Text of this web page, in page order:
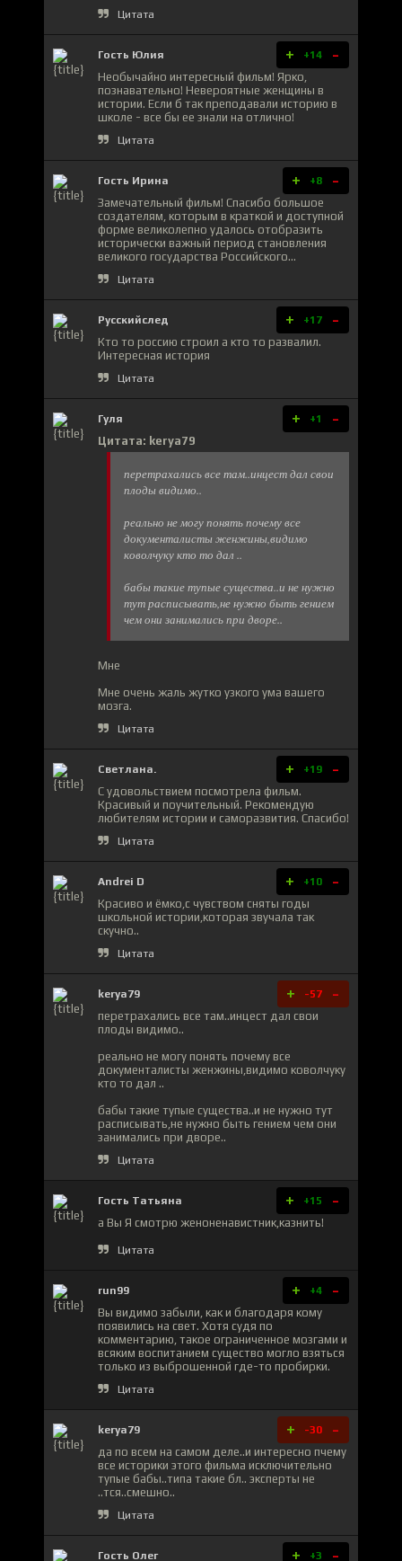
Цитата
Гость Юлия + +14 -
Необычайно интересный фильм! Ярко,
познавательно! Невероятные женщины в
истории. Если б так преподавали историю в
школе - все бы ее знали на отлично!
Цитата
Гость Ирина + +8 -
Замечательный фильм! Спасибо большое
создателям, которым в краткой и доступной
форме великолепно удалось отобразить
исторически важный период становления
великого государства Российского...
Цитата
Русскийслед + +17 -
Кто то россию строил а кто то развалил.
Интересная история
Цитата
Гуля + +1 -
Цитата: kerya79
перетрахались все там..инцест дал свои
плоды видимо..
реально не могу понять почему все
документалисты женжины,видимо
коволчуку кто то дал ..
бабы такие тупые существа..и не нужно
тут расписывать,не нужно быть гением
чем они занимались при дворе..
Мне
Мне очень жаль жутко узкого ума вашего
мозга.
Цитата
Светлана. + +19 -
С удовольствием посмотрела фильм.
Красивый и поучительный. Рекомендую
любителям истории и саморазвития. Спасибо!
Цитата
Andrei D + +10 -
Красиво и ёмко,с чувством сняты годы
школьной истории,которая звучала так
скучно..
Цитата
kerya79 + -57 -
перетрахались все там..инцест дал свои
плоды видимо..
реально не могу понять почему все
документалисты женжины,видимо коволчуку
кто то дал ..
бабы такие тупые существа..и не нужно тут
расписывать,не нужно быть гением чем они
занимались при дворе..
Цитата
Гость Татьяна + +15 -
а Вы Я смотрю женоненавистник,казнить!
Цитата
run99 + +4 -
Вы видимо забыли, как и благодаря кому
появились на свет. Хотя судя по
комментарию, такое ограниченное мозгами и
всяким воспитанием существо могло взяться
только из выброшенной где-то пробирки.
Цитата
kerya79 + -30 -
да по всем на самом деле..и интересно пчему
все историки этого фильма исключительно
тупые бабы..типа такие бл.. эксперты не
..тся..смешно..
Цитата
Гость Олег + +3 -